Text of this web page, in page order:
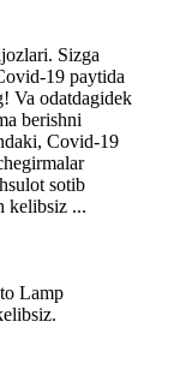
Sizga
19 paytida
Va odatdagidek
berishni
Covid-19
sotib
kelibsiz ...
Lamp